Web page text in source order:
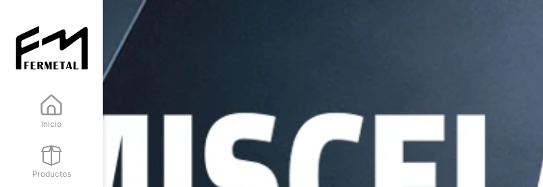
Inicio
Productos